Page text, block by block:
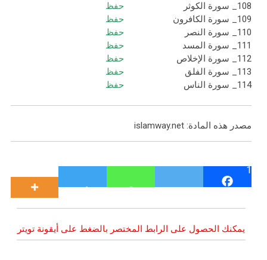
108_ سورة الكوثر
حفظ
109_ سورة الكافرون
حفظ
110_ سورة النصر
حفظ
111_ سورة المسد
حفظ
112_ سورة الإخلاص
حفظ
113_ سورة الفلق
حفظ
114_ سورة الناس
حفظ
مصدر هذه المادة: islamway.net
1
يمكنك الحصول على الرابط المختصر بالضغط على أيقونة تويتر